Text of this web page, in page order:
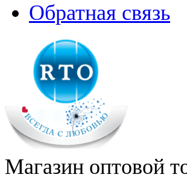
Обратная связь
Магазин оптовой